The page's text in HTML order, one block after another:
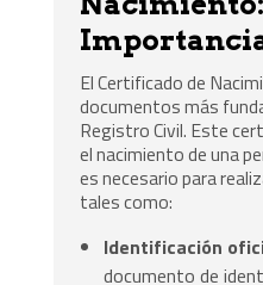
El Certificado de
documentos más
Registro Civil. Este
el nacimiento de una
es necesario para
tales como:
Identificación
documento de